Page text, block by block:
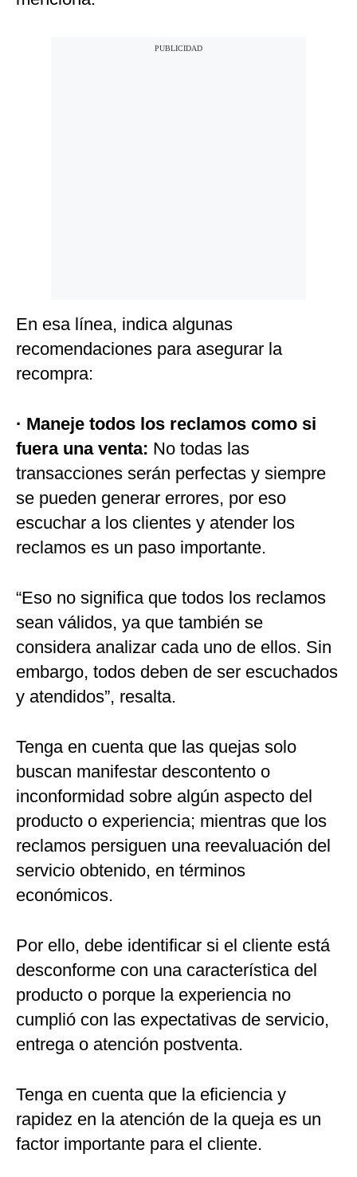
En esa línea, indica algunas
recomendaciones para asegurar la
recompra:
· Maneje todos los reclamos como si
fuera una venta: No todas las
transacciones serán perfectas y siempre
se pueden generar errores, por eso
escuchar a los clientes y atender los
reclamos es un paso importante.
“Eso no significa que todos los reclamos
sean válidos, ya que también se
considera analizar cada uno de ellos. Sin
embargo, todos deben de ser escuchados
y atendidos”, resalta.
Tenga en cuenta que las quejas solo
buscan manifestar descontento o
inconformidad sobre algún aspecto del
producto o experiencia; mientras que los
reclamos persiguen una reevaluación del
servicio obtenido, en términos
económicos.
Por ello, debe identificar si el cliente está
desconforme con una característica del
producto o porque la experiencia no
cumplió con las expectativas de servicio,
entrega o atención postventa.
Tenga en cuenta que la eficiencia y
rapidez en la atención de la queja es un
factor importante para el cliente.